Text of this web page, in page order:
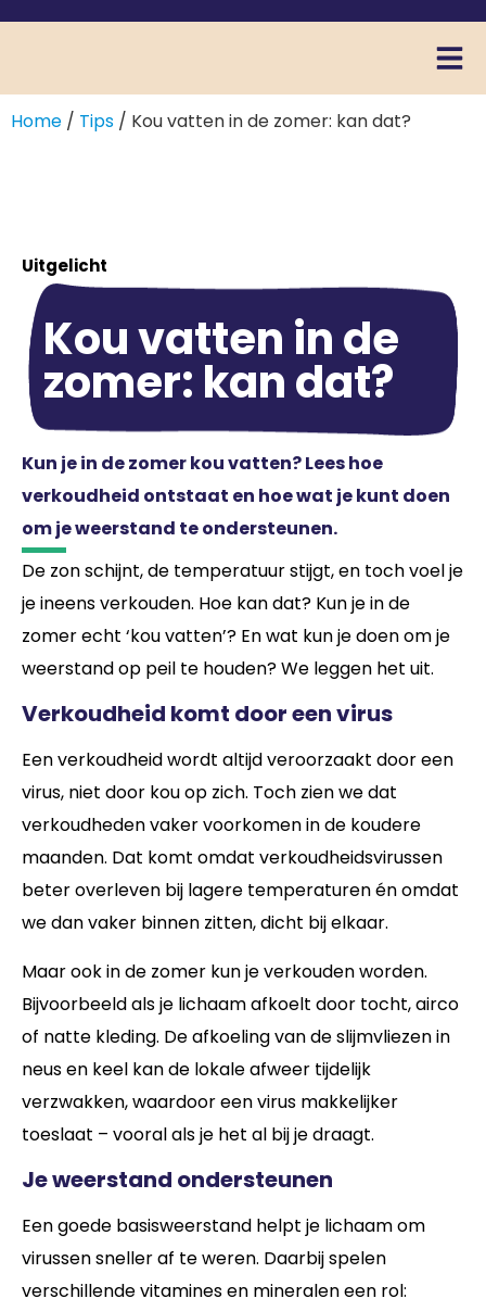
Home / Tips / Kou vatten in de zomer: kan dat?
Uitgelicht
Kou vatten in de
zomer: kan dat?
Kun je in de zomer kou vatten? Lees hoe
verkoudheid ontstaat en hoe wat je kunt doen
om je weerstand te ondersteunen.
De zon schijnt, de temperatuur stijgt, en toch voel je
je ineens verkouden. Hoe kan dat? Kun je in de
zomer echt ‘kou vatten’? En wat kun je doen om je
weerstand op peil te houden? We leggen het uit.
Verkoudheid komt door een virus
Een verkoudheid wordt altijd veroorzaakt door een
virus, niet door kou op zich. Toch zien we dat
verkoudheden vaker voorkomen in de koudere
maanden. Dat komt omdat verkoudheidsvirussen
beter overleven bij lagere temperaturen én omdat
we dan vaker binnen zitten, dicht bij elkaar.
Maar ook in de zomer kun je verkouden worden.
Bijvoorbeeld als je lichaam afkoelt door tocht, airco
of natte kleding. De afkoeling van de slijmvliezen in
neus en keel kan de lokale afweer tijdelijk
verzwakken, waardoor een virus makkelijker
toeslaat – vooral als je het al bij je draagt.
Je weerstand ondersteunen
Een goede basisweerstand helpt je lichaam om
virussen sneller af te weren. Daarbij spelen
verschillende vitamines en mineralen een rol: